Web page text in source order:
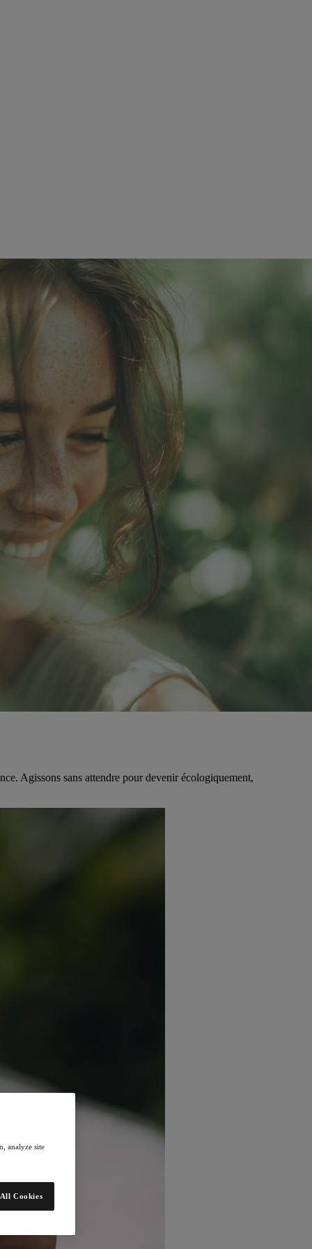
Agissons sans attendre pour devenir écologiquement,
analyze site
Cookies